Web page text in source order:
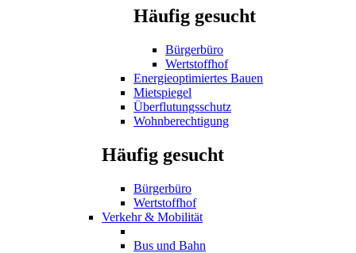
Häufig gesucht
Bürgerbüro
Wertstoffhof
Energieoptimiertes Bauen
Mietspiegel
Überflutungsschutz
Wohnberechtigung
Häufig gesucht
Bürgerbüro
Wertstoffhof
Verkehr & Mobilität
Bus und Bahn